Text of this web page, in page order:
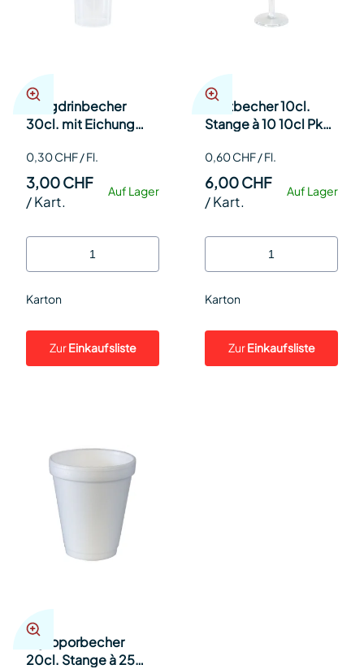
Longdrinbecher
30cl. mit Eichung
30cl Pk 10
0,30 CHF / Fl.
Auf Lager
3,00 CHF
/Kart.
Karton
ZurEinkaufsliste
Sektbecher 10cl.
Stange à 10 10cl Pk
0,60 CHF / Fl.
Auf Lager
6,00 CHF
/Kart.
Karton
ZurEinkaufsliste
Styroporbecher
20cl. Stange à 25